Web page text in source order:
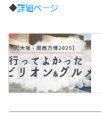
◆詳細ページ